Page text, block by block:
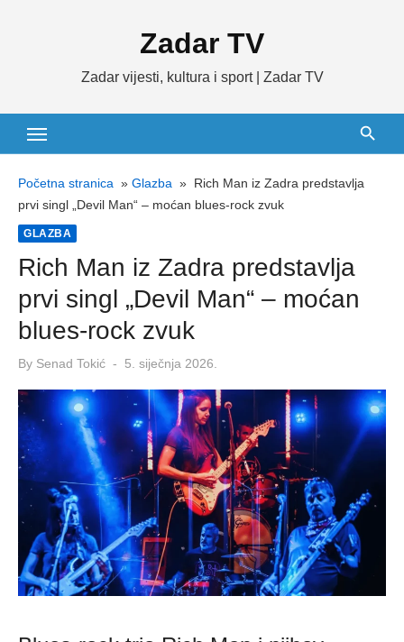
Zadar TV
Zadar vijesti, kultura i sport | Zadar TV
Početna stranica » Glazba » Rich Man iz Zadra predstavlja
prvi singl „Devil Man“ – moćan blues-rock zvuk
GLAZBA
Rich Man iz Zadra predstavlja
prvi singl „Devil Man“ – moćan
blues-rock zvuk
By Senad Tokić
Posted
5. siječnja 2026.